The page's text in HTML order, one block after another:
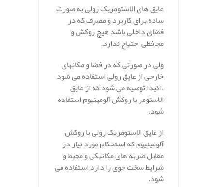
عایق های الاستومریک رولی به صورت
ساده برای کاربرد و مصرف که در
فضای داخلی باشد هیچ روکش و
محافظی احتیاج ندارد.
ولی در صورتی که در فضا و مکانهای
خارحی از عایق رولی استفاده می شود
،اکیدا توصیه می شود که از عایق
الاستومر با روکش آلومینیوم استفاده
شود.
از عایق الاستومریک رولی با روکش
آلومینیوم که استحکام مورد نیاز در
مقابل ضربه های مکانیکی و محیط و
شرایط سخت جوی را دارد استفاده می
شود.